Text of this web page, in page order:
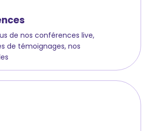
de nos conférences live,
de témoignages, nos